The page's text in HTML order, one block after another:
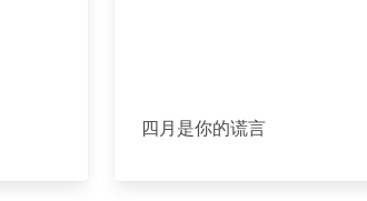
四月是你的谎言